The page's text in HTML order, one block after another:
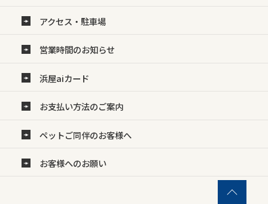
アクセス・駐車場
営業時間のお知らせ
浜屋aiカード
お支払い方法のご案内
ペットご同伴のお客様へ
お客様へのお願い